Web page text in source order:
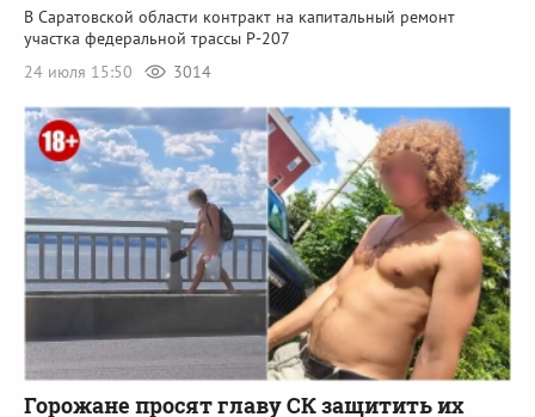
В Саратовской области контракт на капитальный ремонт
участка федеральной трассы Р-207
24 июля 15:50
3014
Горожане просят главу СК защитить их